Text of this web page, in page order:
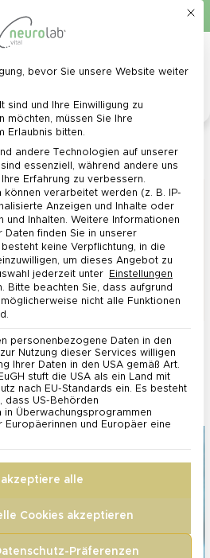
in 1 - 3 Werktagen
Lieferung ab 40 €*
unsere 5 Alternativen für
oder gegen das
Sie jetzt unsere Top 5
aus Kaffee, Tee & Co.!
am Tag trinken?
Mit
bevor Sie unsere Website weiter
sind und Ihre Einwilligung zu
möchten, müssen Sie Ihre
Erlaubnis bitten.
andere Technologien auf unserer
essenziell, während andere uns
Erfahrung zu verbessern.
können verarbeitet werden (z. B. IP-
Anzeigen und Inhalte oder
und Inhalten. Weitere Informationen
Daten finden Sie in unserer
besteht keine Verpflichtung, in die
um dieses Angebot zu
jederzeit unter
Einstellungen
Bitte beachten Sie, dass aufgrund
nicht alle Funktionen
personenbezogene Daten in den
Nutzung dieser Services willigen
Ihrer Daten in den USA gemäß Art.
stuft die USA als ein Land mit
nach EU-Standards ein. Es besteht
dass US-Behörden
Überwachungsprogrammen
und Europäer eine
akzeptiere alle
Cookies akzeptieren
Präferenzen